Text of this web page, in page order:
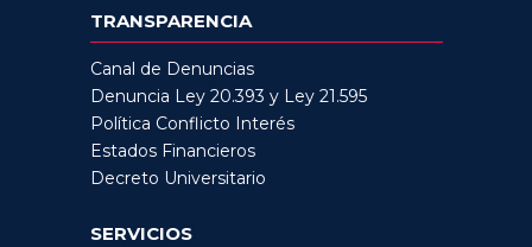
TRANSPARENCIA
Canal de Denuncias
Denuncia Ley 20.393 y Ley 21.595
Política Conflicto Interés
Estados Financieros
Decreto Universitario
SERVICIOS